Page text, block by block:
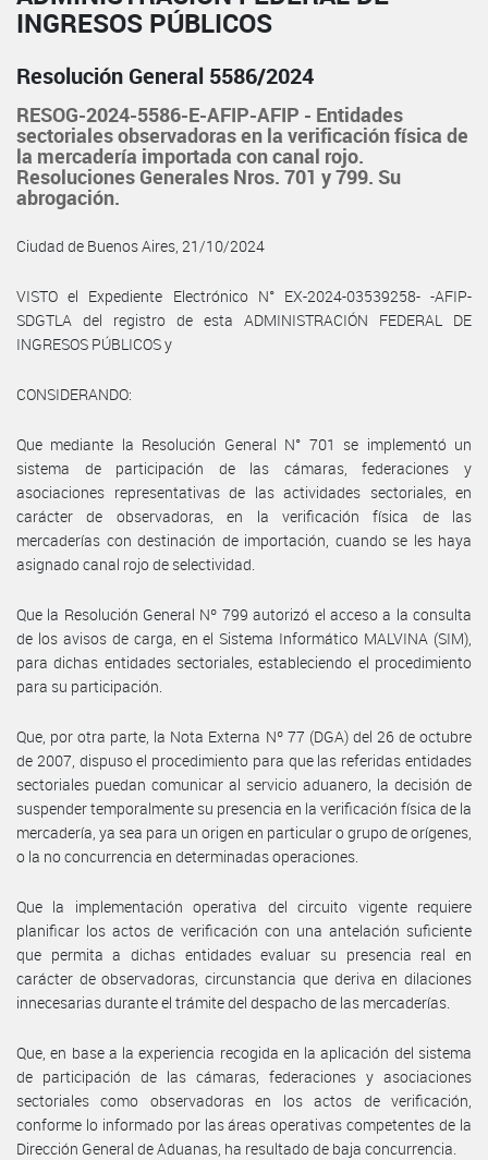
INGRESOS PÚBLICOS
Resolución General 5586/2024
RESOG-2024-5586-E-AFIP-AFIP - Entidades
sectoriales observadoras en la verificación física de
la mercadería importada con canal rojo.
Resoluciones Generales Nros. 701 y 799. Su
abrogación.
Ciudad de Buenos Aires, 21/10/2024
VISTO el Expediente Electrónico N° EX-2024-03539258- -AFIP-
SDGTLA del registro de esta ADMINISTRACIÓN FEDERAL DE
INGRESOS PÚBLICOS y
CONSIDERANDO:
Que mediante la Resolución General N° 701 se implementó un
sistema de participación de las cámaras, federaciones y
asociaciones representativas de las actividades sectoriales, en
carácter de observadoras, en la verificación física de las
mercaderías con destinación de importación, cuando se les haya
asignado canal rojo de selectividad.
Que la Resolución General Nº 799 autorizó el acceso a la consulta
de los avisos de carga, en el Sistema Informático MALVINA (SIM),
para dichas entidades sectoriales, estableciendo el procedimiento
para su participación.
Que, por otra parte, la Nota Externa Nº 77 (DGA) del 26 de octubre
de 2007, dispuso el procedimiento para que las referidas entidades
sectoriales puedan comunicar al servicio aduanero, la decisión de
suspender temporalmente su presencia en la verificación física de la
mercadería, ya sea para un origen en particular o grupo de orígenes,
o la no concurrencia en determinadas operaciones.
Que la implementación operativa del circuito vigente requiere
planificar los actos de verificación con una antelación suficiente
que permita a dichas entidades evaluar su presencia real en
carácter de observadoras, circunstancia que deriva en dilaciones
innecesarias durante el trámite del despacho de las mercaderías.
Que, en base a la experiencia recogida en la aplicación del sistema
de participación de las cámaras, federaciones y asociaciones
sectoriales como observadoras en los actos de verificación,
conforme lo informado por las áreas operativas competentes de la
Dirección General de Aduanas, ha resultado de baja concurrencia.